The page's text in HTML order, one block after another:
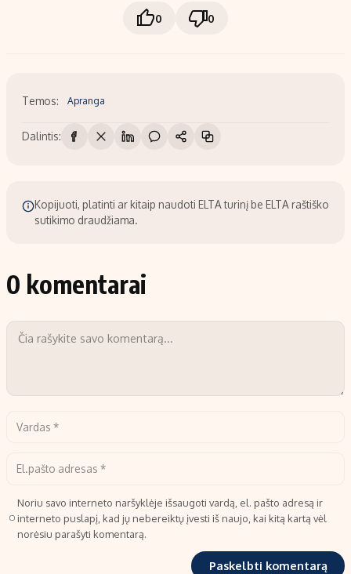
0 0
Temos: Apranga
Dalintis:
Kopijuoti, platinti ar kitaip naudoti ELTA turinį be ELTA raštiško
sutikimo draudžiama.
0 komentarai
Noriu savo interneto naršyklėje išsaugoti vardą, el. pašto adresą ir
interneto puslapį, kad jų nebereiktų įvesti iš naujo, kai kitą kartą vėl
norėsiu parašyti komentarą.